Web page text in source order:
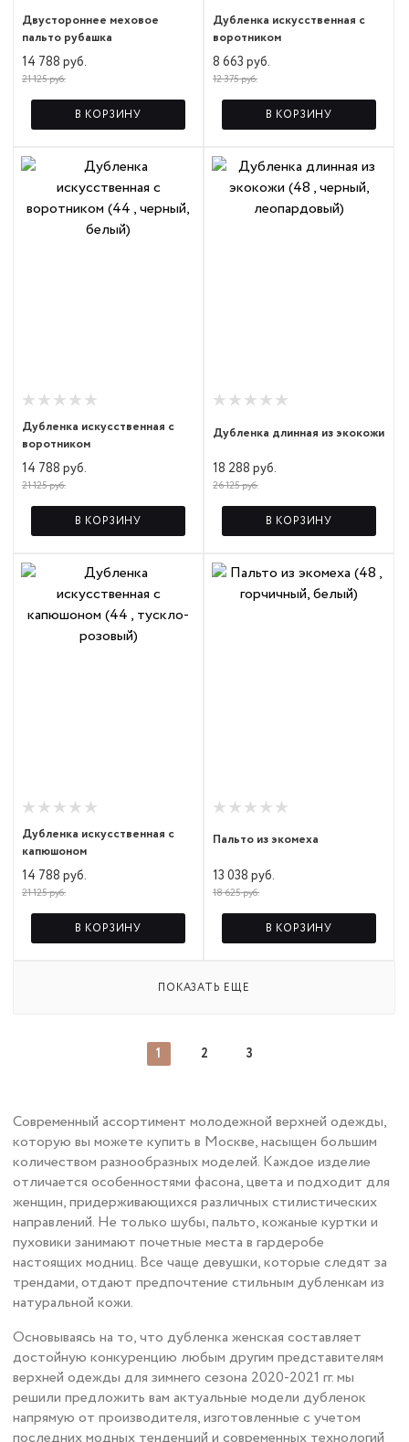
Двустороннее меховое
пальто рубашка
14 788 руб.
21 125 руб.
В КОРЗИНУ
Дубленка искусственная с
воротником
8 663 руб.
12 375 руб.
В КОРЗИНУ
Дубленка искусственная с
воротником
14 788 руб.
21 125 руб.
В КОРЗИНУ
Дубленка длинная из экокожи
18 288 руб.
26 125 руб.
В КОРЗИНУ
Дубленка искусственная с
капюшоном
14 788 руб.
21 125 руб.
В КОРЗИНУ
Пальто из экомеха
13 038 руб.
18 625 руб.
В КОРЗИНУ
ПОКАЗАТЬ ЕЩЕ
1 2 3
Современный ассортимент молодежной верхней одежды,
которую вы можете купить в Москве, насыщен большим
количеством разнообразных моделей. Каждое изделие
отличается особенностями фасона, цвета и подходит для
женщин, придерживающихся различных стилистических
направлений. Не только шубы, пальто, кожаные куртки и
пуховики занимают почетные места в гардеробе
настоящих модниц. Все чаще девушки, которые следят за
трендами, отдают предпочтение стильным дубленкам из
натуральной кожи.
Основываясь на то, что дубленка женская составляет
достойную конкуренцию любым другим представителям
верхней одежды для зимнего сезона 2020-2021 гг. мы
решили предложить вам актуальные модели дубленок
напрямую от производителя, изготовленные с учетом
последних модных тенденций и современных технологий